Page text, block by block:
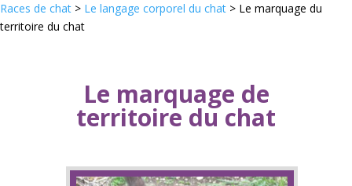
Races de chat > Le langage corporel du chat > Le marquage du
territoire du chat
Le marquage de
territoire du chat